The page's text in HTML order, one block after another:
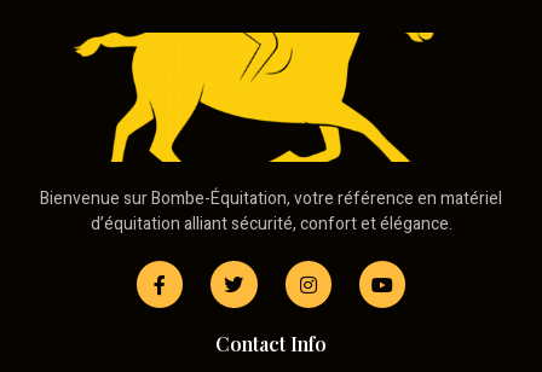
Bienvenue sur Bombe-Équitation, votre référence en matériel
d’équitation alliant sécurité, confort et élégance.
Contact Info